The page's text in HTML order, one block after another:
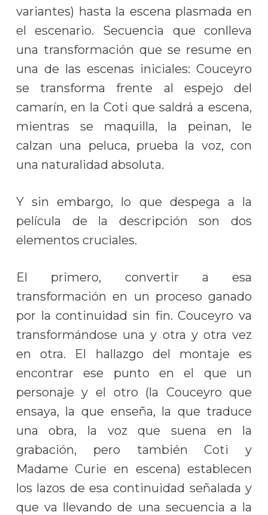
variantes) hasta la escena plasmada en
el escenario. Secuencia que conlleva
una transformación que se resume en
una de las escenas iniciales: Couceyro
se transforma frente al espejo del
camarín, en la Coti que saldrá a escena,
mientras se maquilla, la peinan, le
calzan una peluca, prueba la voz, con
una naturalidad absoluta.
Y sin embargo, lo que despega a la
película de la descripción son dos
elementos cruciales.
El primero, convertir a esa
transformación en un proceso ganado
por la continuidad sin fin. Couceyro va
transformándose una y otra y otra vez
en otra. El hallazgo del montaje es
encontrar ese punto en el que un
personaje y el otro (la Couceyro que
ensaya, la que enseña, la que traduce
una obra, la voz que suena en la
grabación, pero también Coti y
Madame Curie en escena) establecen
los lazos de esa continuidad señalada y
que va llevando de una secuencia a la